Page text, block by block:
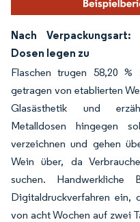
Nach
Dosen legen zu
Flaschen trugen 58,20
getragen von etablierten
Glasästhetik und
Metalldosen hingegen
verzeichnen und gehen
Wein über, da
suchen. Handwerkliche
Digitaldruckverfahren ein,
von acht Wochen auf zwei